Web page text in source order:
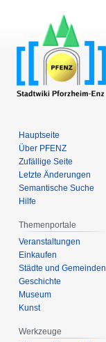
Hauptseite
Über PFENZ
Zufällige Seite
Letzte Änderungen
Semantische Suche
Hilfe
Themenportale
Veranstaltungen
Einkaufen
Städte und Gemeinden
Geschichte
Museum
Kunst
Werkzeuge